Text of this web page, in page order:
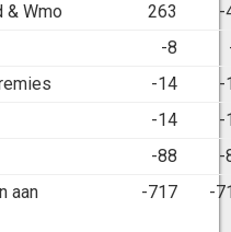
& Wmo
263
-
-8
-14
-
-14
-
-88
-
aan
-717 -